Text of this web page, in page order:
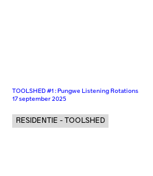
TOOLSHED #1 : Pungwe Listening Rotations
17 september 2025
RESIDENTIE - TOOLSHED